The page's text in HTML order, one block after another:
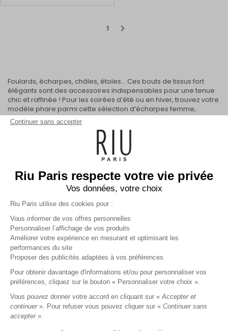
1
Foulards, écharpes, châles, étoles… Ces bouts de tissus fort
élégants sont des accessoires indispensables pour une tenue
chic et raffinée ! Pour les soirées d’été ou en hiver, trouvez votre
modèle phare parmi cette sélection d’écharpes femme,
originales et sophistiquées, toutes plus resplendissantes les
unes que les autres.
Une sélection tendance de foulards et d’écharpes
Les écharpes femme sont des accessoires qui habillent
Suivant vos envies et vos habitudes, vous pouvez choisir un
modèle plus ou moins épais et couvrant. Foulards en soie,
originaux, colorés ou plus épurés selon vos préférences.
Sélectionnez votre modèle d’écharpes femme en fonction du
style que vous désirez arborer. Souhaitez-vous une allure
raffinée et distinguée en soirée avec une étole, ou bien une
tenue tendance et colorée avec un foulard noué dans les
cheveux ? Votre écharpe peut se porter autour du cou ou sur
baissent. Sinon, vous pouvez détourner leur utilisation et vous en
servir pour réaliser des coiffures originales, pour accessoiriser
votre sacou pour ceinturer votre robe en jean !
Écharpes rouges, étoles en cachemire ou foulards aux couleurs
estivales et solaires, retrouvez dans cette nouvelle collection un
AFFICHER PLUS
Inscrivez-vous à la newsletter !
VALIDER
RIU PARIS
MA COMMANDE
Continuer sans accepter
Riu Paris respecte votre vie privée
Vos données, votre choix
Riu Paris utilise des cookies pour :
Vous informer de vos offres personnelles
Personnaliser l’affichage de vos produits
Améliorer votre expérience en mesurant et optimisant les
performances du site
Proposer des publicités adaptées à vos préférences.
Pour obtenir davantage d'informations et/ou pour personnaliser vos
préférences, cliquez sur le bouton « Personnaliser votre choix ».
Vous pouvez donner votre accord en cliquant sur « Accepter et
continuer ». Pour refuser vous pouvez cliquer sur « Continuer sans
accepter ».